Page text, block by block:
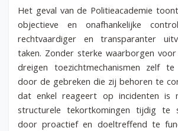
Het geval van de Politieacademie
objectieve en onafhankelijke
rechtvaardiger en transparanter
taken. Zonder sterke waarborgen voor
dreigen toezichtmechanismen zelf
door de gebreken die zij behoren te
dat enkel reageert op incidenten is
structurele tekortkomingen tijdig te
door proactief en doeltreffend te